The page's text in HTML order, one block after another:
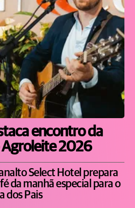
encontro da
Agroleite 2026
Select Hotel prepara
da manhã especial para o
dos Pais